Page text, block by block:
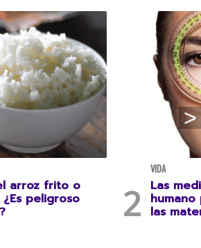
arroz frito o
peligroso
VIDA
Las
las